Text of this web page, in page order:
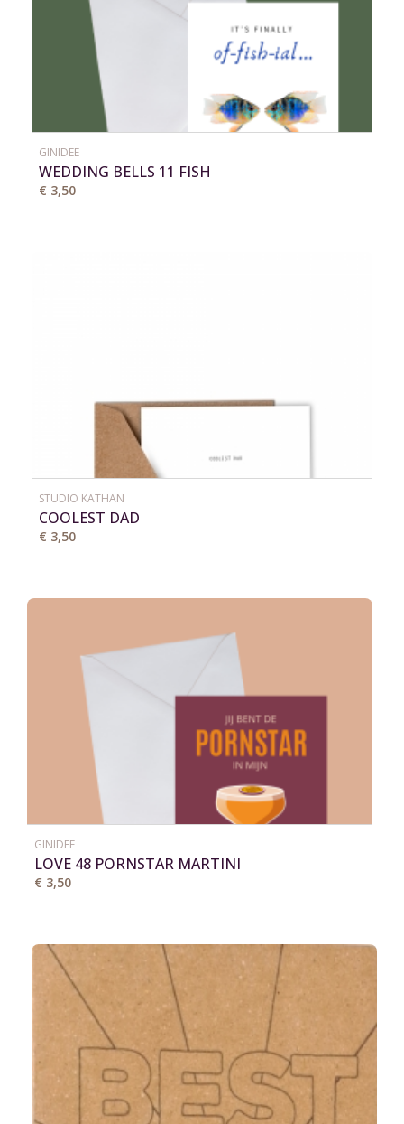
GINIDEE
WEDDING BELLS 11 FISH
€ 3,50
STUDIO KATHAN
COOLEST DAD
€ 3,50
GINIDEE
LOVE 48 PORNSTAR MARTINI
€ 3,50